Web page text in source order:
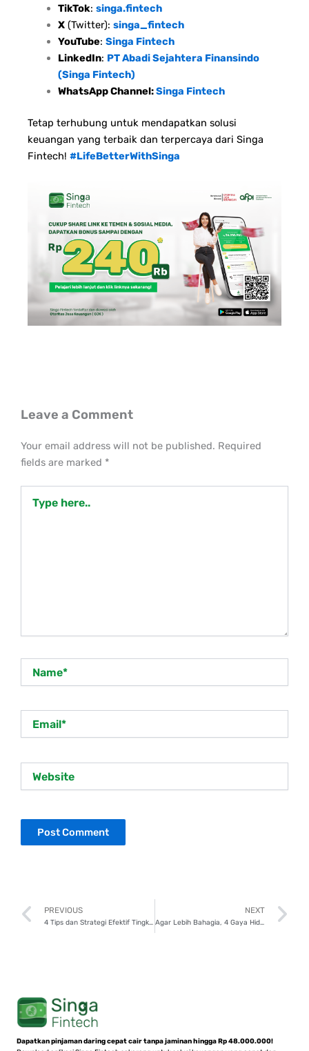
TikTok: singa.fintech
X(Twitter): singa_fintech
YouTube: Singa Fintech
LinkedIn: PT Abadi Sejahtera Finansindo
(Singa Fintech)
WhatsApp Channel:Singa Fintech
Tetap terhubung untuk mendapatkan solusi
keuangan yang terbaik dan terpercaya dari Singa
Fintech! #LifeBetterWithSinga
Leave a Comment
Your email address will not be published. Required
fields are marked *
here..
Prev
PREVIOUS
4 Tips dan Strategi Efektif Tingkatkan Literasi Keuangan di Indonesia
NEXT
Agar Lebih Bahagia, 4 Gaya Hidup Minimalis Ini Wajib Coba!
Dapatkan pinjaman daring cepat cair tanpa jaminan hingga Rp 48.000.000!